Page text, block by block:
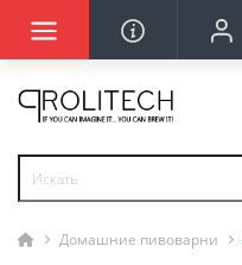
Домашние пивоварни